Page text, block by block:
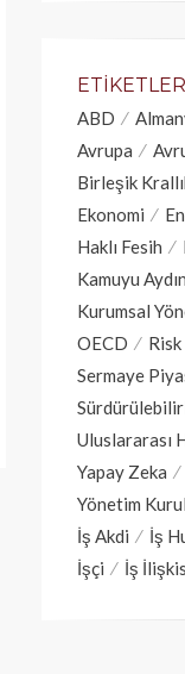
ETIKETLER
ABD
Avrupa
Birleşik
Ekonomi
Haklı Fesih
Kamuyu
Kurumsal
OECD
Risk
Sermaye
Uluslararası
Yapay Zeka
Yönetim
İş Akdi
İş
İşçi
İş